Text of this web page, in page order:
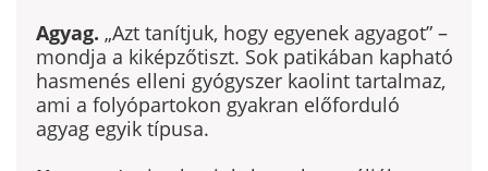
Agyag. „Azt tanítjuk, hogy egyenek agyagot” –
mondja a kiképzőtiszt. Sok patikában kapható
hasmenés elleni gyógyszer kaolint tartalmaz,
ami a folyópartokon gyakran előforduló
agyag egyik típusa.